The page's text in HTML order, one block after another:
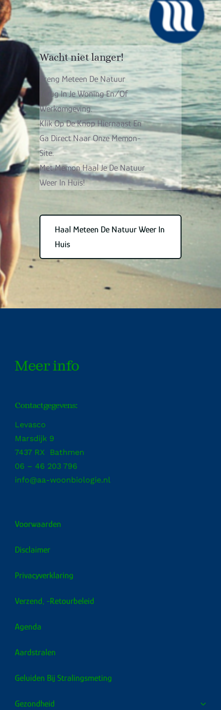
Wacht niet langer!
Breng Meteen De Natuur
Terug In Je Woning En/of
Werkomgeving.
Klik Op De Knop Hiernaast En
Ga Direct Naar Onze Memon-
Site.
Met Memon Haal Je De Natuur
Weer In Huis!
Haal Meteen De Natuur Weer In
Huis
Meer info
Contactgegevens:
Levasco
Marsdijk 9
7437 RX Bathmen
06 – 46 203 796
info@aa-woonbiologie.nl
Voorwaarden
Disclaimer
Privacyverklaring
Verzend, -retourbeleid
Agenda
Aardstralen
Geluiden Bij Stralingsmeting
Gezondheid